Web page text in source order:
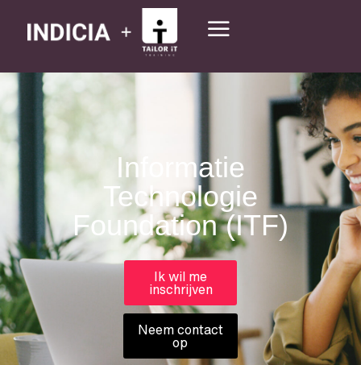
Informatie
Technologie
Foundation (ITF)
Ik wil me
inschrijven
Neem contact
op